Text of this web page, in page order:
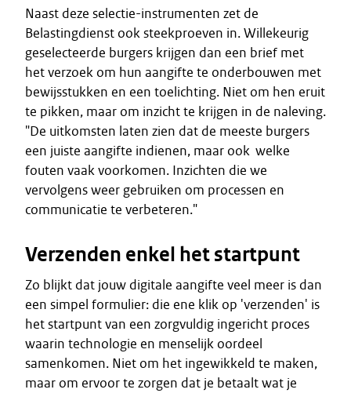
Naast deze selectie-instrumenten zet de
Belastingdienst ook steekproeven in. Willekeurig
geselecteerde burgers krijgen dan een brief met
het verzoek om hun aangifte te onderbouwen met
bewijsstukken en een toelichting. Niet om hen eruit
te pikken, maar om inzicht te krijgen in de naleving.
"De uitkomsten laten zien dat de meeste burgers
een juiste aangifte indienen, maar ook welke
fouten vaak voorkomen. Inzichten die we
vervolgens weer gebruiken om processen en
communicatie te verbeteren."
Verzenden enkel het startpunt
Zo blijkt dat jouw digitale aangifte veel meer is dan
een simpel formulier: die ene klik op 'verzenden' is
het startpunt van een zorgvuldig ingericht proces
waarin technologie en menselijk oordeel
samenkomen. Niet om het ingewikkeld te maken,
maar om ervoor te zorgen dat je betaalt wat je